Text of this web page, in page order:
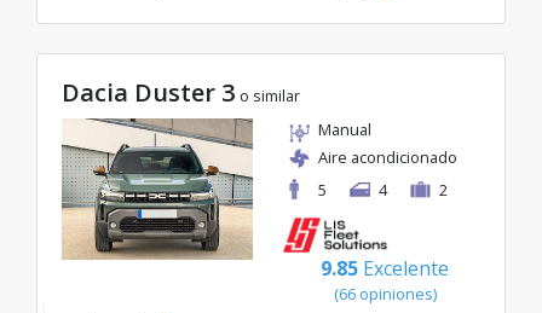
Dacia Duster 3 o similar
Manual
Aire acondicionado
5
4 2
9.85 Excelente
(66 opiniones)